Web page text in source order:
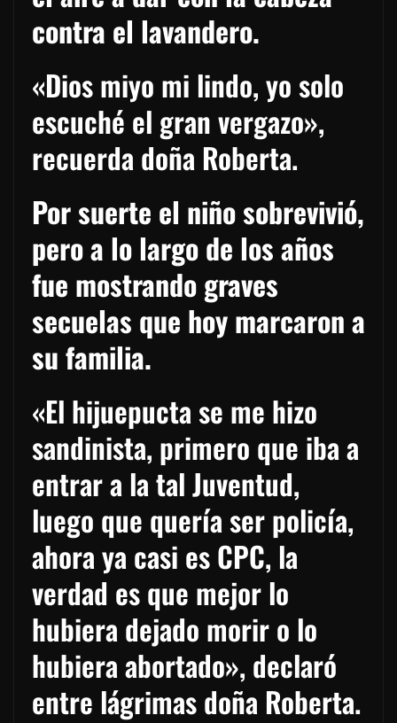
contra el lavandero.
«Dios miyo mi lindo, yo solo
escuché el gran vergazo»,
recuerda doña Roberta.
Por suerte el niño sobrevivió,
pero a lo largo de los años
fue mostrando graves
secuelas que hoy marcaron a
su familia.
«El hijuepucta se me hizo
sandinista, primero que iba a
entrar a la tal Juventud,
luego que quería ser policía,
ahora ya casi es CPC, la
verdad es que mejor lo
hubiera dejado morir o lo
hubiera abortado», declaró
entre lágrimas doña Roberta.